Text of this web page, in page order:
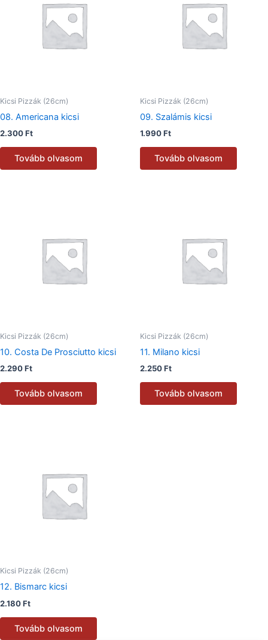
Kicsi Pizzák (26cm)
08. Americana kicsi
2.300Ft
Tovább olvasom
Kicsi Pizzák (26cm)
09. Szalámis kicsi
1.990Ft
Tovább olvasom
Kicsi Pizzák (26cm)
10. Costa De Prosciutto kicsi
2.290Ft
Tovább olvasom
Kicsi Pizzák (26cm)
11. Milano kicsi
2.250Ft
Tovább olvasom
Kicsi Pizzák (26cm)
12. Bismarc kicsi
2.180Ft
Tovább olvasom